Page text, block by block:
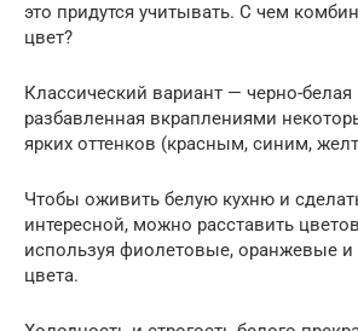
это придутся учитывать. С чем
цвет?
Классический вариант — черно-белая
разбавленная вкраплениями
ярких оттенков (красным, синим,
Чтобы оживить белую кухню и
интересной, можно расставить
используя фиолетовые, оранжевые
цвета.